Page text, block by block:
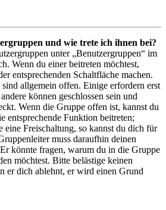
und wie trete ich ihnen bei?
unter „Benutzergruppen“ im
Wenn du einer beitreten möchtest,
entsprechenden Schaltfläche machen.
allgemein offen. Einige erfordern erst
können geschlossen sein und
Wenn die Gruppe offen ist, kannst du
entsprechende Funktion beitreten;
eine Freischaltung, so kannst du dich für
muss daraufhin deinen
könnte fragen, warum du in die Gruppe
möchtest. Bitte belästige keinen
er dich ablehnt, er wird einen Grund